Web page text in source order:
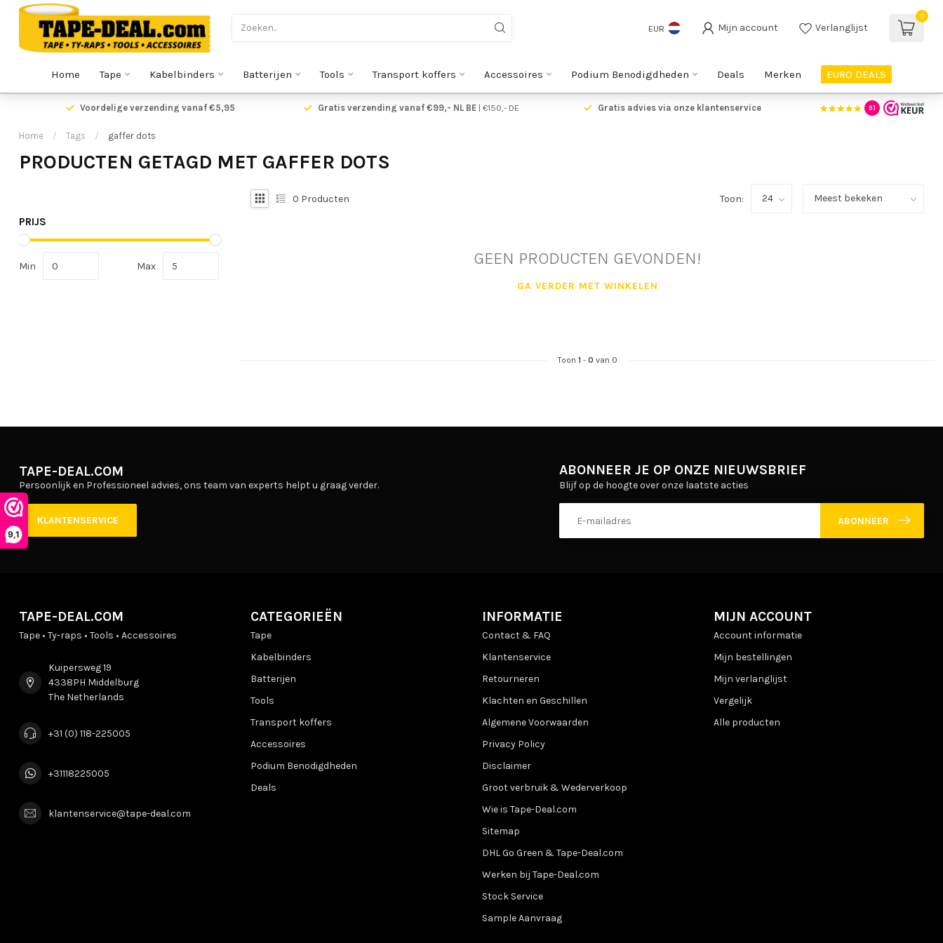
9,1
EUR Mijn account Verlanglijst
0
Home Tape Kabelbinders Batterijen Tools Transport koffers Accessoires Podium Benodigdheden Deals Merken EURO DEALS
Voordelige verzending vanaf €5,95 Gratis verzending vanaf €99,- NL BE| €150,- DE Gratis advies via onze klantenservice 9.1
Home / Tags / gaffer dots
PRODUCTEN GETAGD MET GAFFER DOTS
PRIJS
Min Max
0 Producten Toon:
GEEN PRODUCTEN GEVONDEN!
GA VERDER MET WINKELEN
Toon 1- 0 van 0
TAPE-DEAL.COM
Persoonlijk en Professioneel advies, ons team van experts helpt u graag verder.
KLANTENSERVICE
ABONNEER JE OP ONZE NIEUWSBRIEF
Blijf op de hoogte over onze laatste acties
ABONNEER
TAPE-DEAL.COM
Tape • Ty-raps • Tools • Accessoires
Kuipersweg 19
4338PH Middelburg
The Netherlands
+31 (0) 118-225005
+31118225005
klantenservice@tape-deal.com
CATEGORIEËN
Tape
Kabelbinders
Batterijen
Tools
Transport koffers
Accessoires
Podium Benodigdheden
Deals
INFORMATIE
Contact & FAQ
Klantenservice
Retourneren
Klachten en Geschillen
Algemene Voorwaarden
Privacy Policy
Disclaimer
Groot verbruik & Wederverkoop
Wie is Tape-Deal.com
Sitemap
DHL Go Green & Tape-Deal.com
Werken bij Tape-Deal.com
Stock Service
Sample Aanvraag
MIJN ACCOUNT
Account informatie
Mijn bestellingen
Mijn verlanglijst
Vergelijk
Alle producten